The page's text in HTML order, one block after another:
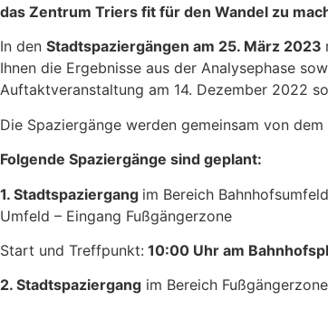
das Zentrum Triers fit für den Wandel zu
In den Stadtspaziergängen am 25. März 2023
Ihnen die Ergebnisse aus der Analysephase
Auftaktveranstaltung am 14. Dezember 2022
Die Spaziergänge werden gemeinsam von
Folgende Spaziergänge sind geplant:
1. Stadtspaziergang im Bereich
Umfeld – Eingang Fußgängerzone
Start und Treffpunkt: 10:00 Uhr am
2. Stadtspaziergang im Bereich Fußgängerzone